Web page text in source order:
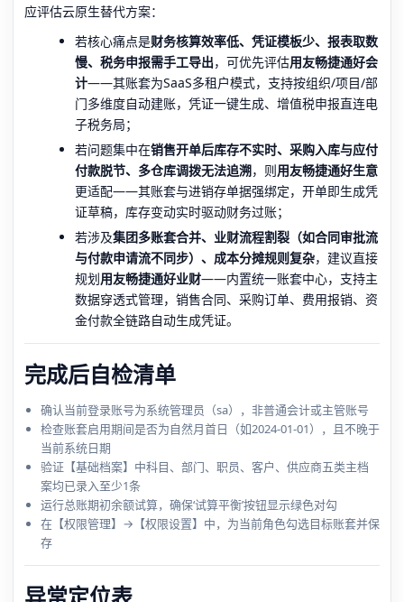
应评估云原生替代方案：
若核心痛点是财务核算效率低、凭证模板少、报表取数
慢、税务申报需手工导出，可优先评估用友畅捷通好会
计——其账套为SaaS多租户模式，支持按组织/项目/部
门多维度自动建账，凭证一键生成、增值税申报直连电
子税务局；
若问题集中在销售开单后库存不实时、采购入库与应付
付款脱节、多仓库调拨无法追溯，则用友畅捷通好生意
更适配——其账套与进销存单据强绑定，开单即生成凭
证草稿，库存变动实时驱动财务过账；
若涉及集团多账套合并、业财流程割裂（如合同审批流
与付款申请流不同步）、成本分摊规则复杂，建议直接
规划用友畅捷通好业财——内置统一账套中心，支持主
数据穿透式管理，销售合同、采购订单、费用报销、资
金付款全链路自动生成凭证。
完成后自检清单
确认当前登录账号为系统管理员（sa），非普通会计或主管账号
检查账套启用期间是否为自然月首日（如2024-01-01），且不晚于
当前系统日期
验证【基础档案】中科目、部门、职员、客户、供应商五类主档
案均已录入至少1条
运行总账期初余额试算，确保‘试算平衡’按钮显示绿色对勾
在【权限管理】→【权限设置】中，为当前角色勾选目标账套并保
存
异常定位表